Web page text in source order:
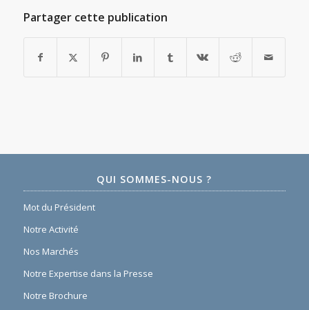
Partager cette publication
QUI SOMMES-NOUS ?
Mot du Président
Notre Activité
Nos Marchés
Notre Expertise dans la Presse
Notre Brochure